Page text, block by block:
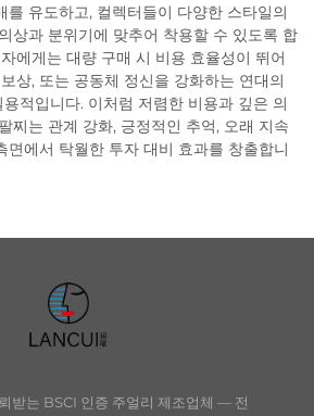
를 유도하고, 컬렉터들이 다양한 스타일의
상과 분위기에 맞추어 착용할 수 있도록 합
에게는 대량 구매 시 비용 효율성이 뛰어
상, 또는 공동체 정신을 강화하는 연대의
적입니다. 이처럼 저렴한 비용과 깊은 의
찌는 관계 강화, 긍정적인 추억, 오래 지속
면에서 탁월한 투자 대비 효과를 창출합니
받는 BSCI 인증 주얼리 제조업체 — 전